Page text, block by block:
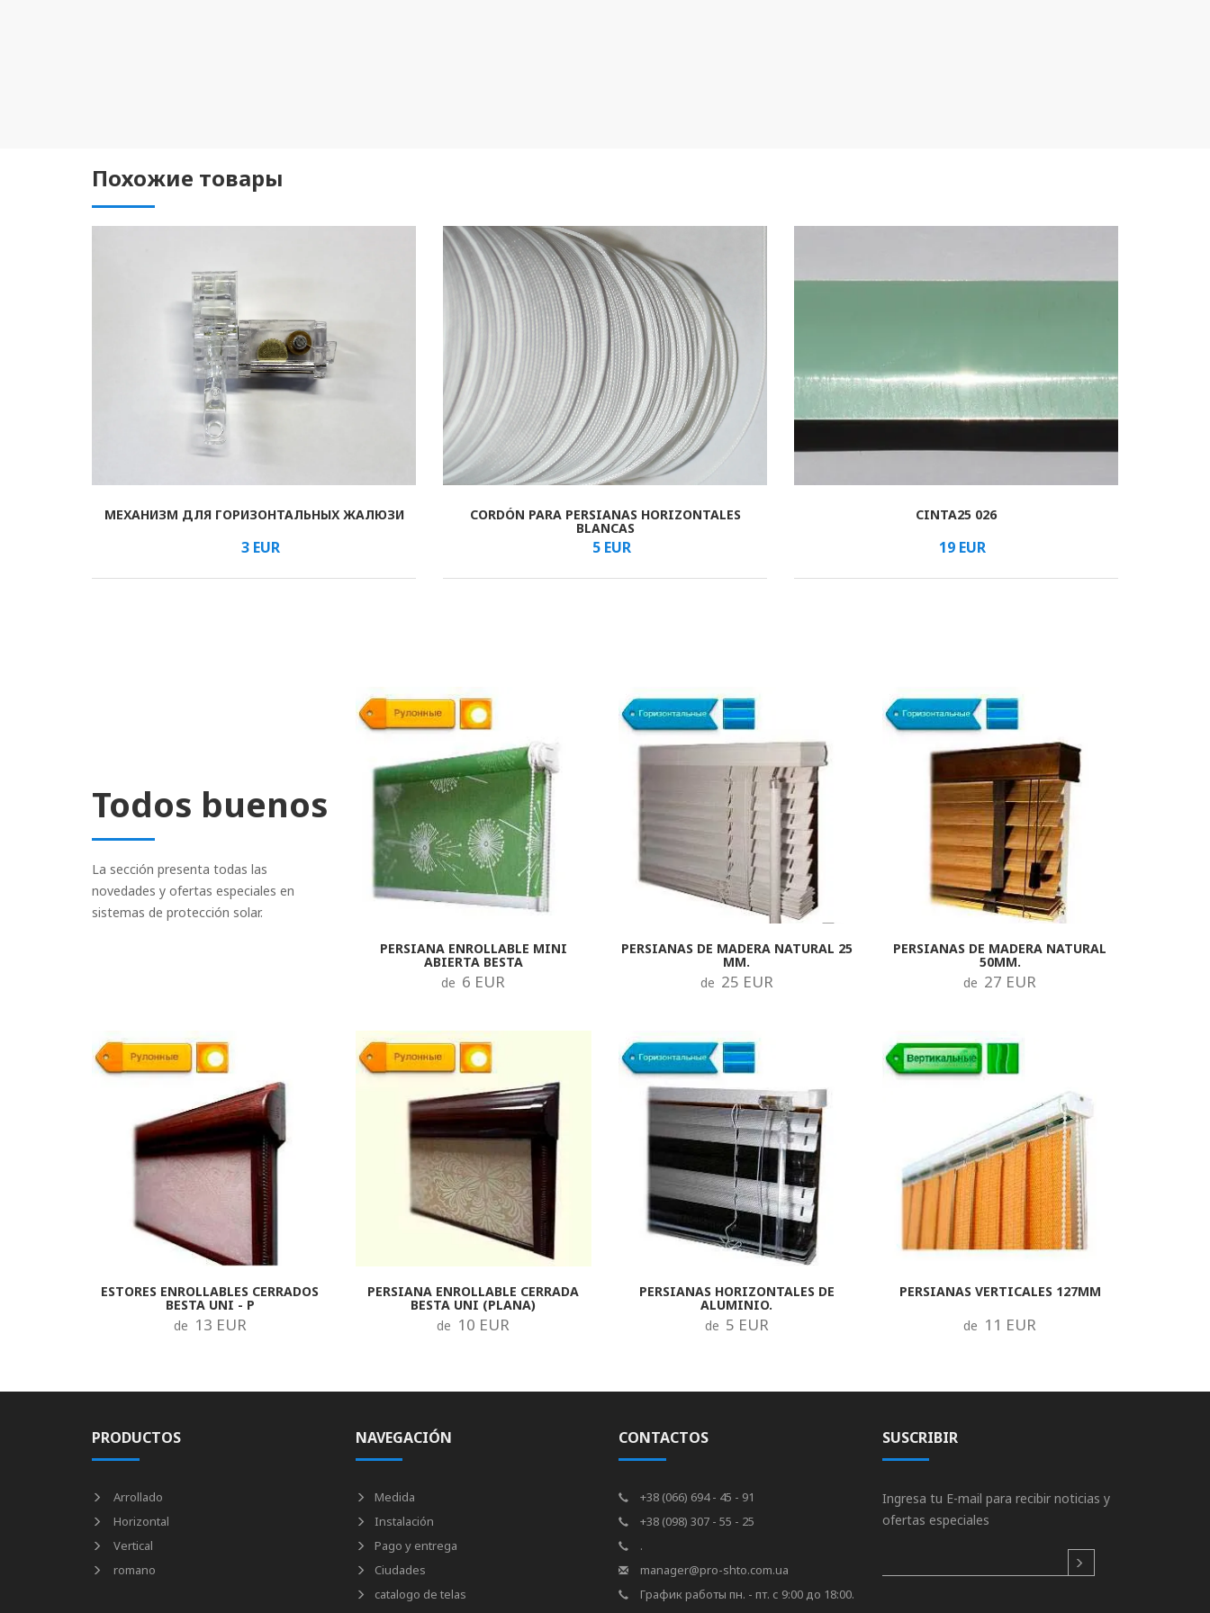
Похожие товары
МЕХАНИЗМ ДЛЯ ГОРИЗОНТАЛЬНЫХ ЖАЛЮЗИ
3EUR
/м В КОРЗИНУ
CORDÓN PARA PERSIANAS HORIZONTALES
BLANCAS
5EUR
/мм В КОРЗИНУ
CINTA25 026
19 EUR
Todos buenos
La sección presenta todas las
novedades y ofertas especiales en
sistemas de protección solar.
PERSIANA ENROLLABLE MINI
ABIERTA BESTA
de 6 EUR
PERSIANAS DE MADERA NATURAL 25
MM.
de 25 EUR
PERSIANAS DE MADERA NATURAL
50MM.
de 27 EUR
ESTORES ENROLLABLES CERRADOS
BESTA UNI - P
de 13 EUR
PERSIANA ENROLLABLE CERRADA
BESTA UNI (PLANA)
de 10 EUR
PERSIANAS HORIZONTALES DE
ALUMINIO.
de 5 EUR
PERSIANAS VERTICALES 127MM
de 11 EUR
PRODUCTOS
Arrollado
Horizontal
Vertical
romano
NAVEGACIÓN
Medida
Instalación
Pago y entrega
Ciudades
catalogo de telas
CONTACTOS
+38 (066) 694 - 45 - 91
+38 (098) 307 - 55 - 25
.
manager@pro-shto.com.ua
График работы пн. - пт. с 9:00 до 18:00.
SUSCRIBIR
Ingresa tu E-mail para recibir noticias y
ofertas especiales